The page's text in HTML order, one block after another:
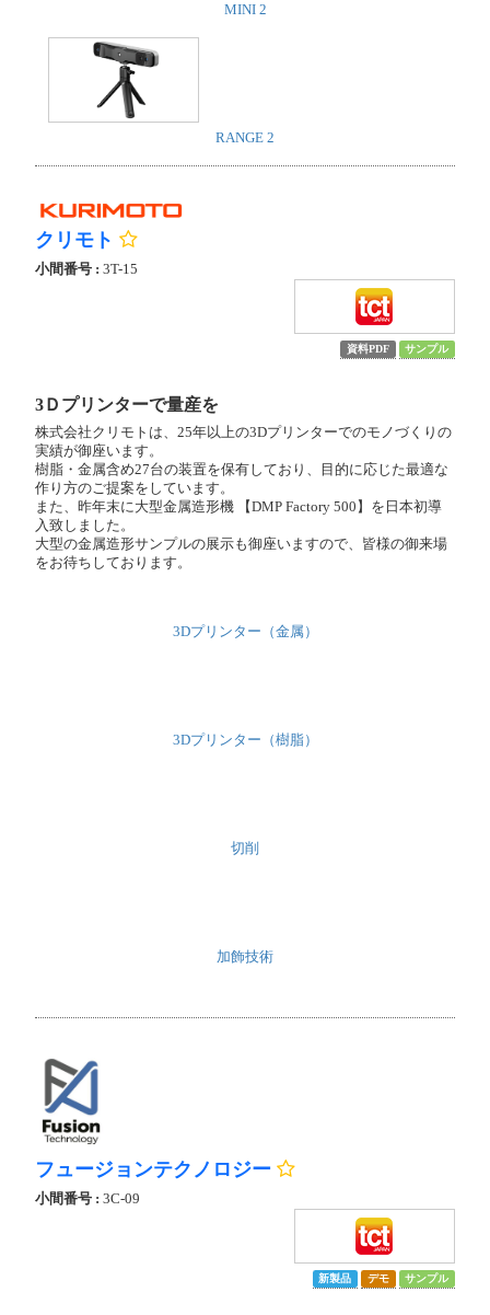
MINI 2
RANGE 2
クリモト
小間番号 : 3T-15
資料PDF サンプル
3Ｄプリンターで量産を
株式会社クリモトは、25年以上の3Dプリンターでのモノづくりの
実績が御座います。
樹脂・金属含め27台の装置を保有しており、目的に応じた最適な
作り方のご提案をしています。
また、昨年末に大型金属造形機 【DMP Factory 500】を日本初導
入致しました。
大型の金属造形サンプルの展示も御座いますので、皆様の御来場
をお待ちしております。
3Dプリンター（金属）
3Dプリンター（樹脂）
切削
加飾技術
フュージョンテクノロジー
小間番号 : 3C-09
新製品 デモ サンプル